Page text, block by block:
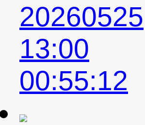
20260525
13:00
00:55:12